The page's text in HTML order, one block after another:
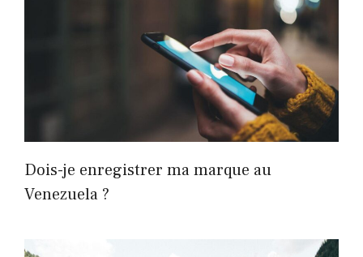
Dois-je enregistrer ma marque au
Venezuela ?